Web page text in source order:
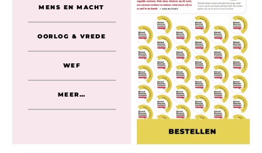
MENS EN MACHT
OORLOG & VREDE
WEF
MEER…